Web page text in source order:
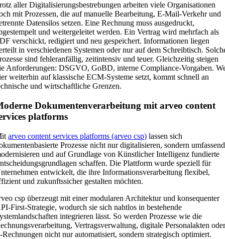
aller Digitalisierungsbestrebungen arbeiten viele Organisationen
mit Prozessen, die auf manuelle Bearbeitung, E-Mail-Verkehr und
Datensilos setzen. Eine Rechnung muss ausgedruckt,
und weitergeleitet werden. Ein Vertrag wird mehrfach als
verschickt, redigiert und neu gespeichert. Informationen liegen
in verschiedenen Systemen oder nur auf dem Schreibtisch.
sind fehleranfällig, zeitintensiv und teuer. Gleichzeitig steigen
Anforderungen: DSGVO, GoBD, interne Compliance-Vorgaben.
weiterhin auf klassische ECM-Systeme setzt, kommt schnell an
und wirtschaftliche Grenzen.
Dokumentenverarbeitung mit arveo content
platforms
arveo content services platforms (arveo csp) lassen sich
Prozesse nicht nur digitalisieren, sondern umfassend
und auf Grundlage von Künstlicher Intelligenz fundierte
schaffen. Die Plattform wurde speziell für
entwickelt, die ihre Informationsverarbeitung flexibel,
und zukunftssicher gestalten möchten.
csp überzeugt mit einer modularen Architektur und konsequenter
First-Strategie, wodurch sie sich nahtlos in bestehende
integrieren lässt. So werden Prozesse wie die
Vertragsverwaltung, digitale Personalakten
Rechnungen nicht nur automatisiert, sondern strategisch optimiert.